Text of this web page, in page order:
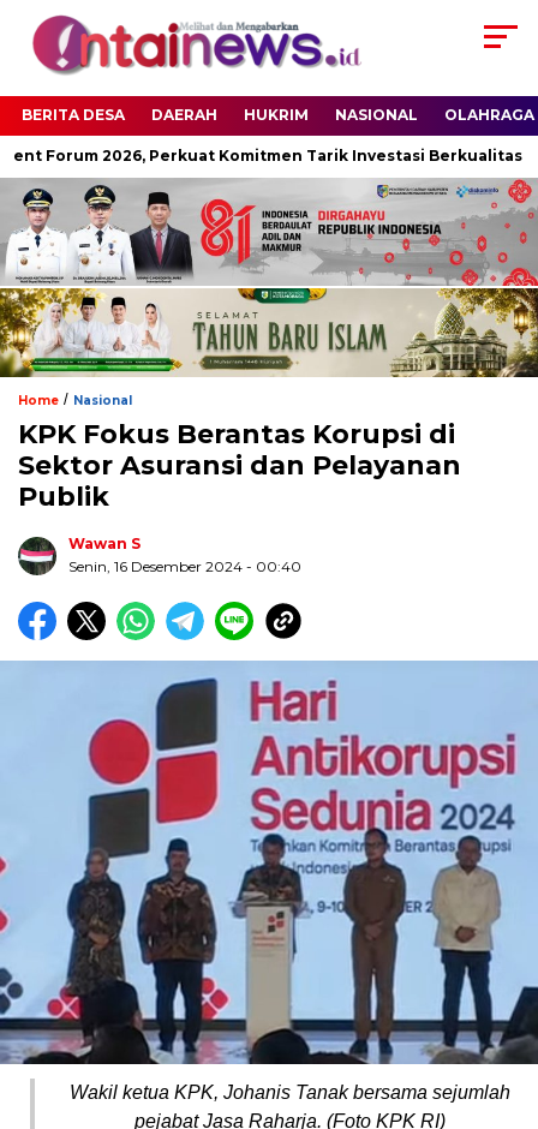
BERITA DESA DAERAH HUKRIM NASIONAL OLAHRAGA
Forum 2026, Perkuat Komitmen Tarik Investasi Berkualitas
Home / Nasional
KPK Fokus Berantas Korupsi di
Sektor Asuransi dan Pelayanan
Publik
Wawan S
Senin, 16 Desember 2024 - 00:40
Wakil ketua KPK, Johanis Tanak bersama sejumlah
pejabat Jasa Raharja. (Foto KPK RI)
Biru Kuning Geometris Modern Rekrutmen Staf
Kantor Poster Horizontal